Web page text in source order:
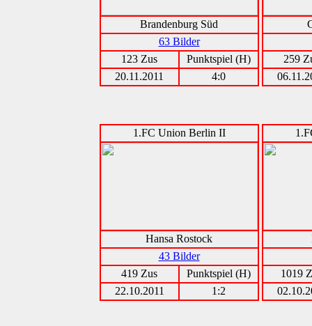
Brandenburg Süd
63 Bilder
123 Zus
Punktspiel (H)
20.11.2011
4:0
259
1.FC Union Berlin II
Hansa Rostock
43 Bilder
419 Zus
Punktspiel (H)
22.10.2011
1:2
1019